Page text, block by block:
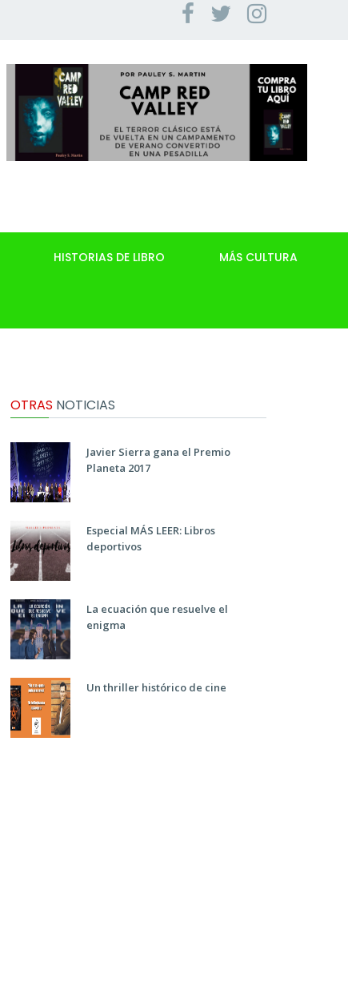
HISTORIAS DE LIBRO MÁS CULTURA
OTRAS NOTICIAS
Javier Sierra gana el Premio
Planeta 2017
Especial MÁS LEER: Libros
deportivos
La ecuación que resuelve el
enigma
Un thriller histórico de cine